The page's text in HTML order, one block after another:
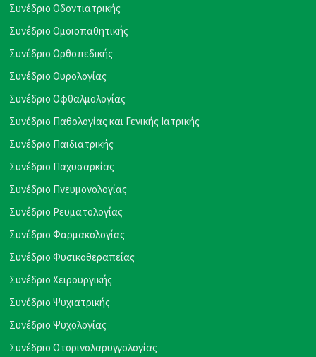
Συνέδριο Οδοντιατρικής
Συνέδριο Ομοιοπαθητικής
Συνέδριο Ορθοπεδικής
Συνέδριο Ουρολογίας
Συνέδριο Οφθαλμολογίας
Συνέδριο Παθολογίας και Γενικής Ιατρικής
Συνέδριο Παιδιατρικής
Συνέδριο Παχυσαρκίας
Συνέδριο Πνευμονολογίας
Συνέδριο Ρευματολογίας
Συνέδριο Φαρμακολογίας
Συνέδριο Φυσικοθεραπείας
Συνέδριο Χειρουργικής
Συνέδριο Ψυχιατρικής
Συνέδριο Ψυχολογίας
Συνέδριο Ωτορινολαρυγγολογίας